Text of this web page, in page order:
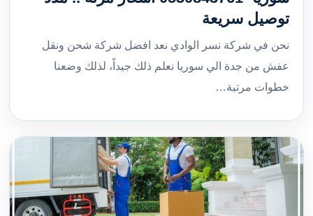
توصيل سريعة
نحن في شركة نسر الوادي نعد افضل شركة شحن ونقل
عفش من جدة الي سوريا نعلم ذلك جيداً، لذلك وضعنا
خطوات مرتبة…